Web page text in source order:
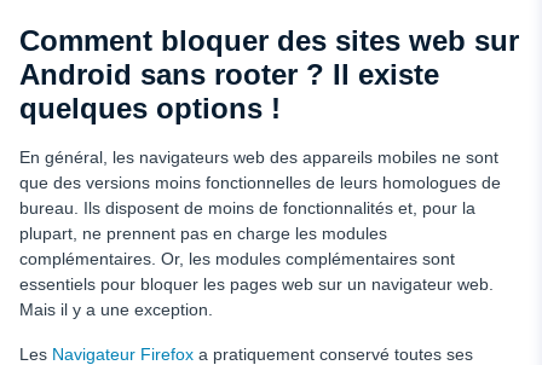
Comment bloquer des sites web sur
Android sans rooter ? Il existe
quelques options !
En général, les navigateurs web des appareils mobiles ne sont
que des versions moins fonctionnelles de leurs homologues de
bureau. Ils disposent de moins de fonctionnalités et, pour la
plupart, ne prennent pas en charge les modules
complémentaires. Or, les modules complémentaires sont
essentiels pour bloquer les pages web sur un navigateur web.
Mais il y a une exception.
Les Navigateur Firefox a pratiquement conservé toutes ses